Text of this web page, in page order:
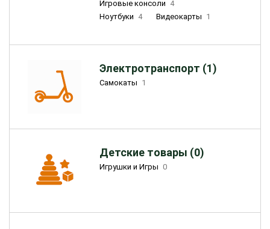
Игровые консоли 4
Ноутбуки 4 Видеокарты 1
Электротранспорт (1)
Самокаты 1
Детские товары (0)
Игрушки и Игры 0